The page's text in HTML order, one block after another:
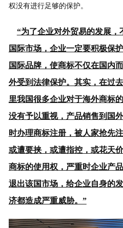
权没有进行足够的保护。
“为了企业对外贸易的发展，
国际市场，企业一定要积极保
国际品牌，使商标不仅在国内
外受到法律保护。其实，在过
里我国很多企业对于海外商标
没有予以重视，产品销售到国
时办理商标注册，被人家抢先
或遭要挟，或遭指控，或花天
商标的使用权，严重时企业产
退出该国市场，给企业自身的
济都造成严重威胁。”